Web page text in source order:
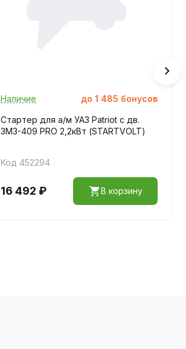
Наличие до 1 485 бонусов
Стартер для а/м УАЗ Patriot с дв.
ЗМЗ-409 PRO 2,2кВт (STARTVOLT)
Код 452294
16 492 ₽ В корзину